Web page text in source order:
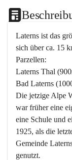
Laterns ist das
sich über ca. 15
Parzellen:
Laterns Thal
Bad Laterns
Die jetzige Alpe
war früher eine
eine Schule und
1925, als die
Gemeinde
genutzt.